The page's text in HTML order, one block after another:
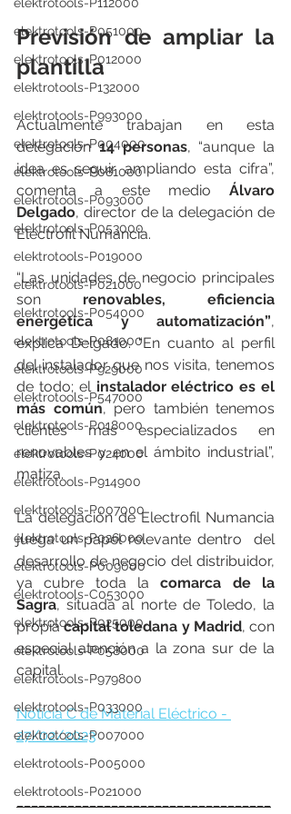
elektrotools-P051000
elektrotools-P012000
elektrotools-P132000
elektrotools-P993000
elektrotools-P004000
elektrotools-P081000
elektrotools-P093000
elektrotools-P053000
elektrotools-P019000
elektrotools-P021000
elektrotools-P054000
elektrotools-P081000
elektrotools-P929000
elektrotools-P547000
elektrotools-P018000
elektrotools-P024000
elektrotools-P914900
elektrotools-P007000
elektrotools-P026000
elektrotools-P009000
elektrotools-C053000
elektrotools-P025000
elektrotools-P058000
elektrotools-P979800
elektrotools-P033000
elektrotools-P007000
elektrotools-P005000
elektrotools-P021000
Previsión de ampliar la
plantilla
Actualmente trabajan en esta
delegación 14 personas, “aunque la
idea es seguir ampliando esta cifra”,
comenta a este medio Álvaro
Delgado, director de la delegación de
Electrofil Numancia.
“Las unidades de negocio principales
son renovables, eficiencia
energética y automatización”,
explica Delgado. “En cuanto al perfil
del instalador que nos visita, tenemos
de todo; el instalador eléctrico es el
más común, pero también tenemos
clientes más especializados en
renovables y en el ámbito industrial”,
matiza.
La delegación de Electrofil Numancia
juega un papel relevante dentro  del
desarrollo de negocio del distribuidor,
ya cubre toda la comarca de la
Sagra, situada al norte de Toledo, la
propia capital toledana y Madrid, con
especial atención a la zona sur de la
capital.
Noticia C de Material Eléctrico -
27/02/2023
___________________________________